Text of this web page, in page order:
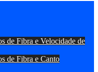
de Pássaros
de Fibra e Velocidade de
de Fibra e Canto